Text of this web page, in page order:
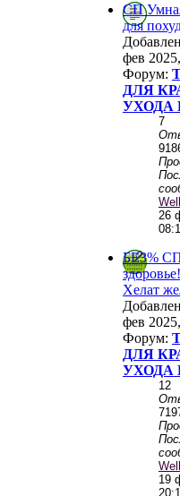
СП
для
фев
Форум:
ДЛЯ
УХОДА
7
Well
26
БЕЗ%
Хелат
фев
Форум:
ДЛЯ
УХОДА
12
Well
19